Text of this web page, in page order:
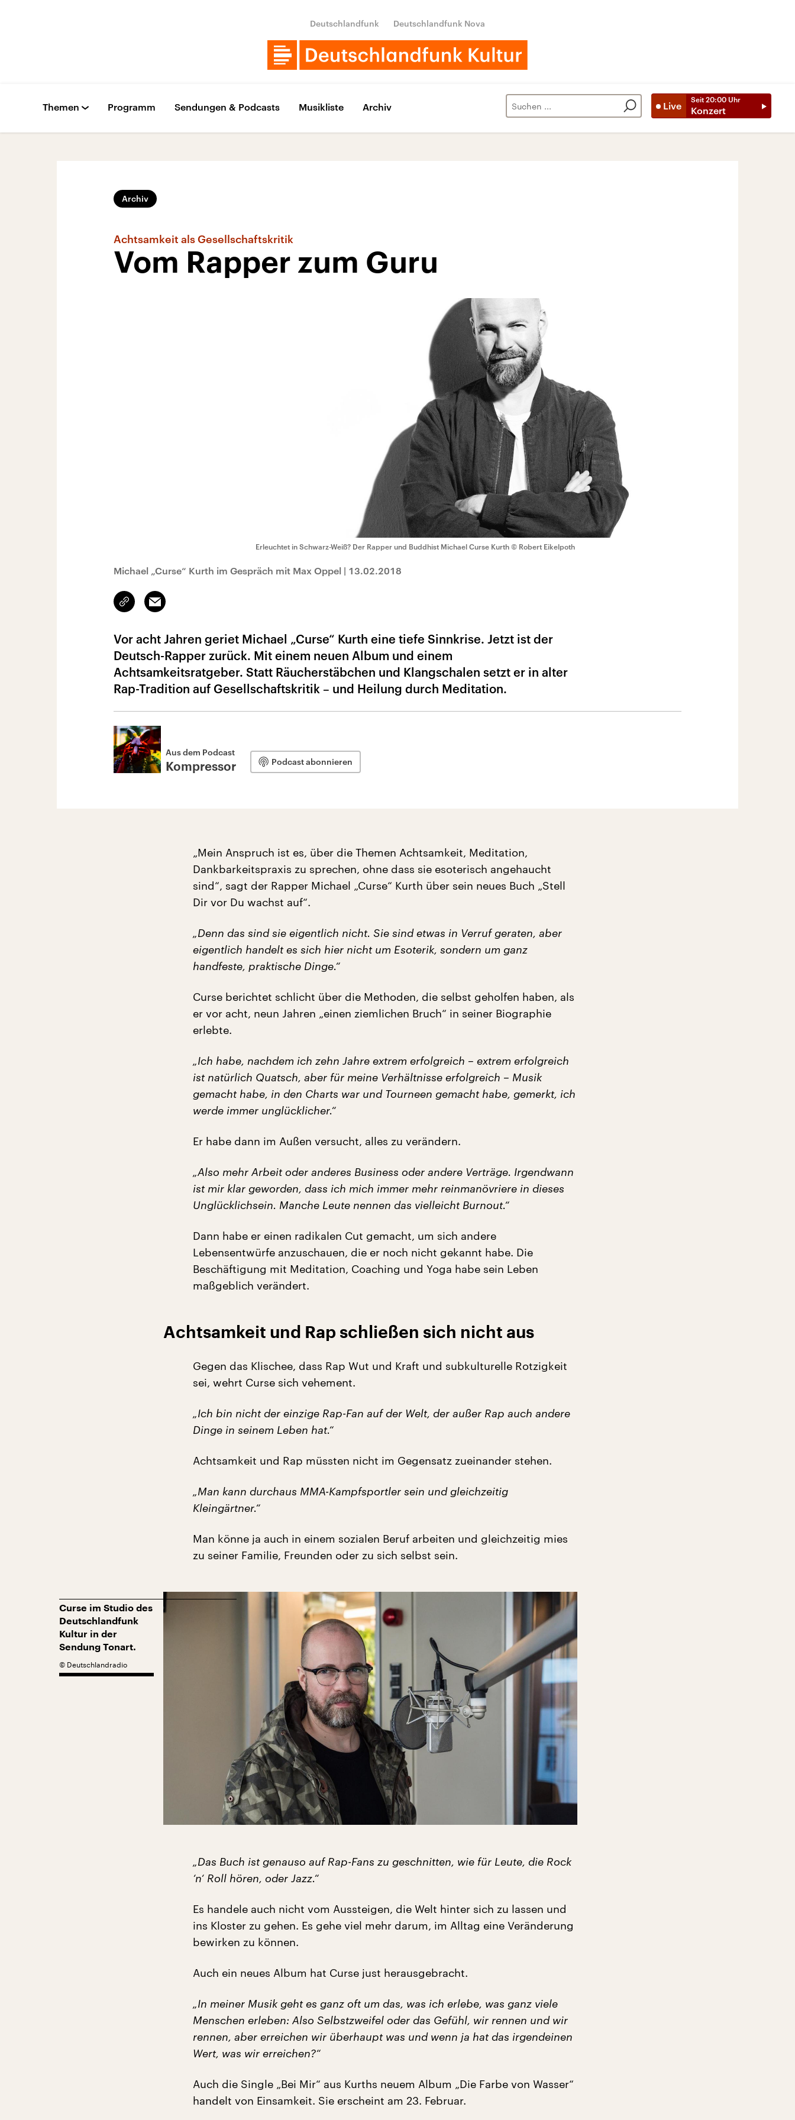
Deutschlandfunk Deutschlandfunk Nova
Live
Seit 20:00 Uhr
Konzert
Themen Programm Sendungen & Podcasts Musikliste Archiv
Archiv
Achtsamkeit als Gesellschaftskritik
Vom Rapper zum Guru
Erleuchtet in Schwarz-Weiß? Der Rapper und Buddhist Michael Curse Kurth © Robert Eikelpoth
Michael „Curse“ Kurth im Gespräch mit Max Oppel | 13.02.2018
Link
kopieren/teilen
Email
Vor acht Jahren geriet Michael „Curse“ Kurth eine tiefe Sinnkrise. Jetzt ist der
Deutsch-Rapper zurück. Mit einem neuen Album und einem
Achtsamkeitsratgeber. Statt Räucherstäbchen und Klangschalen setzt er in alter
Rap-Tradition auf Gesellschaftskritik – und Heilung durch Meditation.
Aus dem Podcast
Kompressor Podcast abonnieren
„Mein Anspruch ist es, über die Themen Achtsamkeit, Meditation,
Dankbarkeitspraxis zu sprechen, ohne dass sie esoterisch angehaucht
sind“, sagt der Rapper Michael „Curse“ Kurth über sein neues Buch „Stell
Dir vor Du wachst auf“.
„Denn das sind sie eigentlich nicht. Sie sind etwas in Verruf geraten, aber
eigentlich handelt es sich hier nicht um Esoterik, sondern um ganz
handfeste, praktische Dinge.“
Curse berichtet schlicht über die Methoden, die selbst geholfen haben, als
er vor acht, neun Jahren „einen ziemlichen Bruch“ in seiner Biographie
erlebte.
„Ich habe, nachdem ich zehn Jahre extrem erfolgreich – extrem erfolgreich
ist natürlich Quatsch, aber für meine Verhältnisse erfolgreich – Musik
gemacht habe, in den Charts war und Tourneen gemacht habe, gemerkt, ich
werde immer unglücklicher.“
Er habe dann im Außen versucht, alles zu verändern.
„Also mehr Arbeit oder anderes Business oder andere Verträge. Irgendwann
ist mir klar geworden, dass ich mich immer mehr reinmanövriere in dieses
Unglücklichsein. Manche Leute nennen das vielleicht Burnout.“
Dann habe er einen radikalen Cut gemacht, um sich andere
Lebensentwürfe anzuschauen, die er noch nicht gekannt habe. Die
Beschäftigung mit Meditation, Coaching und Yoga habe sein Leben
maßgeblich verändert.
Achtsamkeit und Rap schließen sich nicht aus
Gegen das Klischee, dass Rap Wut und Kraft und subkulturelle Rotzigkeit
sei, wehrt Curse sich vehement.
„Ich bin nicht der einzige Rap-Fan auf der Welt, der außer Rap auch andere
Dinge in seinem Leben hat.“
Achtsamkeit und Rap müssten nicht im Gegensatz zueinander stehen.
„Man kann durchaus MMA-Kampfsportler sein und gleichzeitig
Kleingärtner.“
Man könne ja auch in einem sozialen Beruf arbeiten und gleichzeitig mies
zu seiner Familie, Freunden oder zu sich selbst sein.
Curse im Studio des
Deutschlandfunk
Kultur in der
Sendung Tonart.
© Deutschlandradio
„Das Buch ist genauso auf Rap-Fans zu geschnitten, wie für Leute, die Rock
‘n‘ Roll hören, oder Jazz.“
Es handele auch nicht vom Aussteigen, die Welt hinter sich zu lassen und
ins Kloster zu gehen. Es gehe viel mehr darum, im Alltag eine Veränderung
bewirken zu können.
Auch ein neues Album hat Curse just herausgebracht.
„In meiner Musik geht es ganz oft um das, was ich erlebe, was ganz viele
Menschen erleben: Also Selbstzweifel oder das Gefühl, wir rennen und wir
rennen, aber erreichen wir überhaupt was und wenn ja hat das irgendeinen
Wert, was wir erreichen?“
Auch die Single „Bei Mir“ aus Kurths neuem Album „Die Farbe von Wasser“
handelt von Einsamkeit. Sie erscheint am 23. Februar.